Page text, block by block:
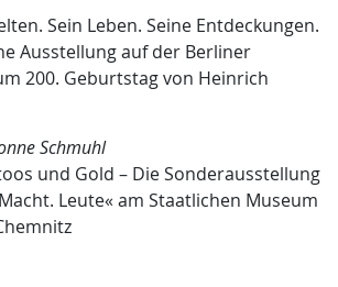
Sein Leben. Seine Entdeckungen.
Ausstellung auf der Berliner
200. Geburtstag von Heinrich
Schmuhl
und Gold – Die Sonderausstellung
Leute« am Staatlichen Museum